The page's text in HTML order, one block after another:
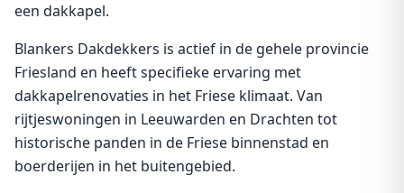
een dakkapel.
Blankers Dakdekkers is actief in de gehele provincie
Friesland en heeft specifieke ervaring met
dakkapelrenovaties in het Friese klimaat. Van
rijtjeswoningen in Leeuwarden en Drachten tot
historische panden in de Friese binnenstad en
boerderijen in het buitengebied.